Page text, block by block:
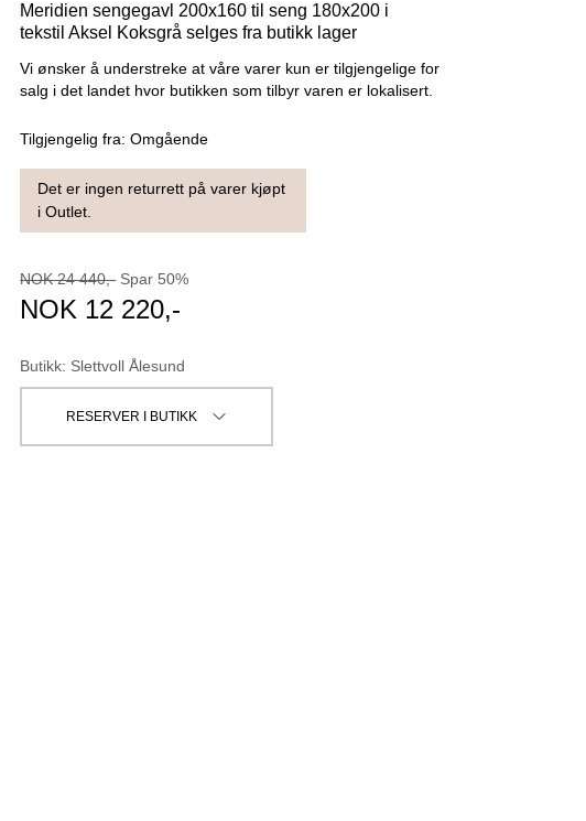
Meridien sengegavl 200x160 til seng 180x200 i
tekstil Aksel Koksgrå selges fra butikk lager
Vi ønsker å understreke at våre varer kun er tilgjengelige for
salg i det landet hvor butikken som tilbyr varen er lokalisert.
Tilgjengelig fra:Omgående
Det er ingen returrett på varer kjøpt
i Outlet.
NOK 24 440,- Spar 50%
NOK 12 220,-
Butikk: Slettvoll Ålesund
RESERVER I BUTIKK